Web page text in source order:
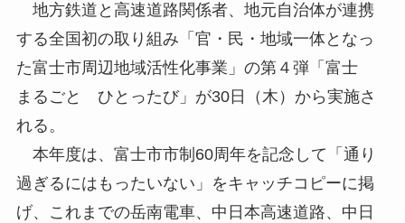
地方鉄道と高速道路関係者、地元自治体が連携
する全国初の取り組み「官・民・地域一体となっ
た富士市周辺地域活性化事業」の第４弾「富士
まるごと ひとったび」が30日（木）から実施さ
れる。
本年度は、富士市市制60周年を記念して「通り
過ぎるにはもったいない」をキャッチコピーに掲
げ、これまでの岳南電車、中日本高速道路、中日